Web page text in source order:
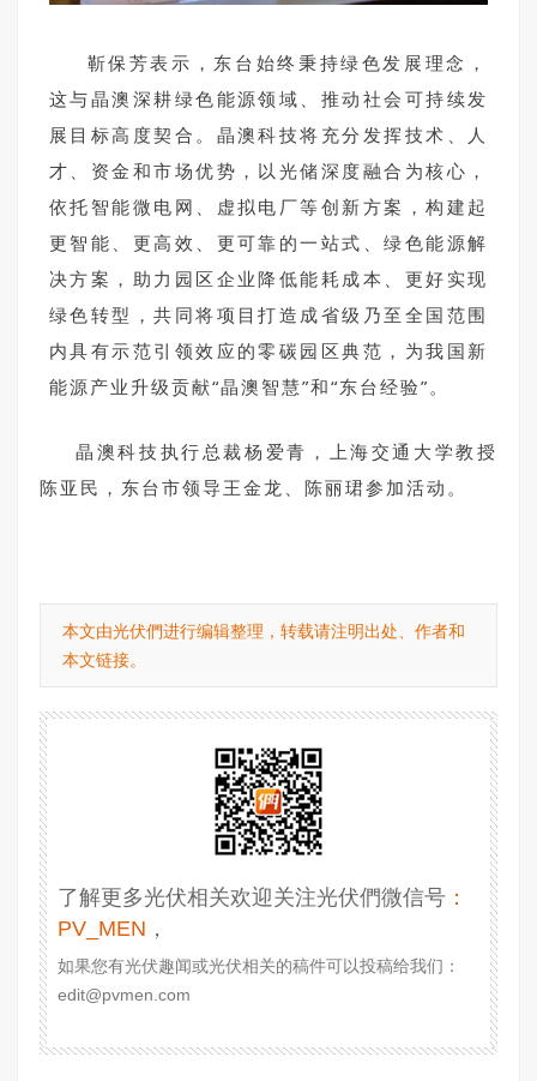
靳保芳表示，东台始终秉持绿色发展理念，
这与晶澳深耕绿色能源领域、推动社会可持续发
展目标高度契合。晶澳科技将充分发挥技术、人
才、资金和市场优势，以光储深度融合为核心，
依托智能微电网、虚拟电厂等创新方案，构建起
更智能、更高效、更可靠的一站式、绿色能源解
决方案，助力园区企业降低能耗成本、更好实现
绿色转型，共同将项目打造成省级乃至全国范围
内具有示范引领效应的零碳园区典范，为我国新
能源产业升级贡献“晶澳智慧”和“东台经验”。
晶澳科技执行总裁杨爱青，上海交通大学教授
陈亚民，东台市领导王金龙、陈丽珺参加活动。
本文由光伏們进行编辑整理，转载请注明出处、作者和
本文链接。
了解更多光伏相关欢迎关注光伏們微信号 ：
PV_MEN ，
如果您有光伏趣闻或光伏相关的稿件可以投稿给我们：
edit@pvmen.com